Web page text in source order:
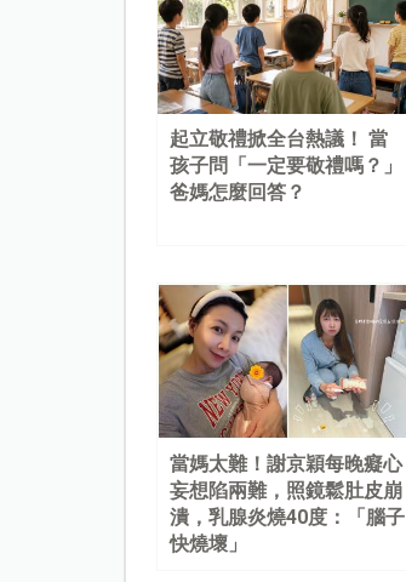
起立敬禮掀全台熱議！ 當
孩子問「一定要敬禮嗎？」
爸媽怎麼回答？
當媽太難！謝京穎每晚癡心
妄想陷兩難，照鏡鬆肚皮崩
潰，乳腺炎燒40度：「腦子
快燒壞」